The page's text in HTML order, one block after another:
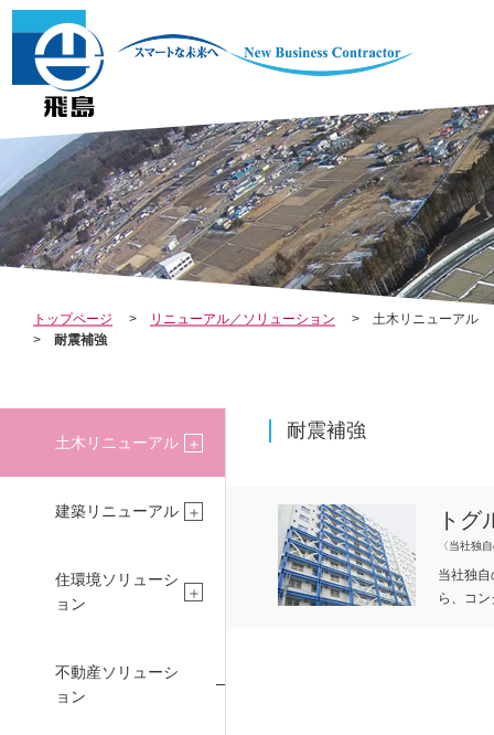
COMPANY
会社案内
トップページ リニューアル／ソリューション
土木リニューアル
耐震補強
耐震補強
トグ
〈当社独
当社独
ら、コ
土木リニューアル
建築リニューアル
住環境ソリューシ
ョン
不動産ソリューシ
ョン